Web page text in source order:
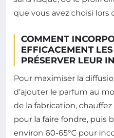
que vous avez choisi lors
COMMENT
EFFICACEMENT
PRÉSERVER LEUR
Pour maximiser la
d’ajouter le parfum au
de la fabrication, chauffez
pour la faire fondre, puis
environ 60-65°C pour